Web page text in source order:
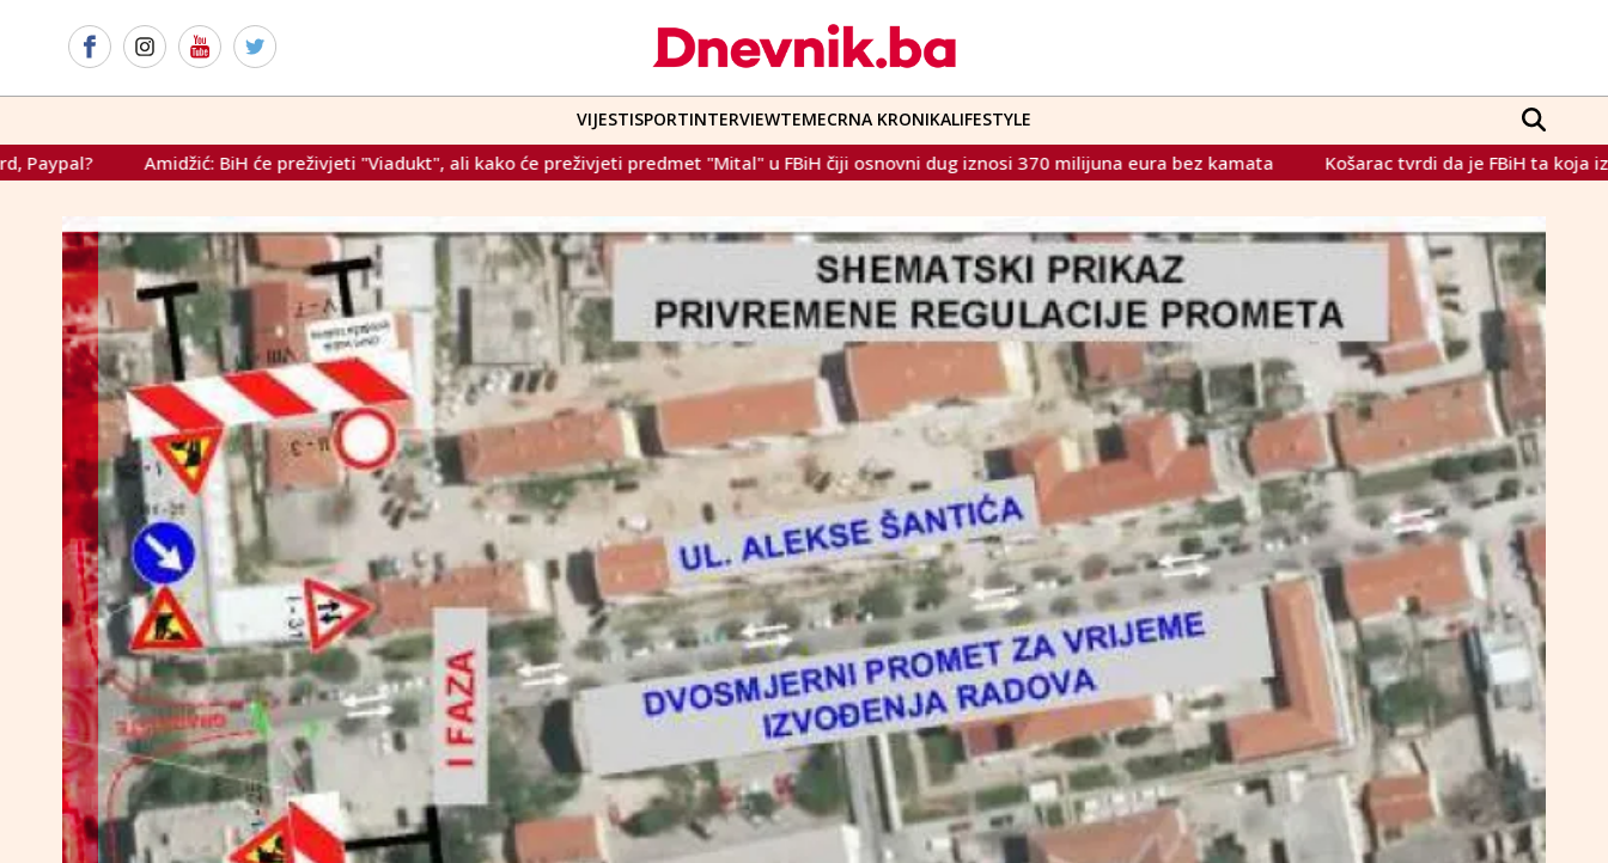
VIJESTISPORTINTERVIEWTEMECRNA KRONIKALIFESTYLE
će preživjeti "Viadukt", ali kako će preživjeti predmet "Mital" u FBiH čiji osnovni dug iznosi 370 milijuna eura bez kamata Košarac tvrdi da je FBiH ta koja izbjegava obveze: Što